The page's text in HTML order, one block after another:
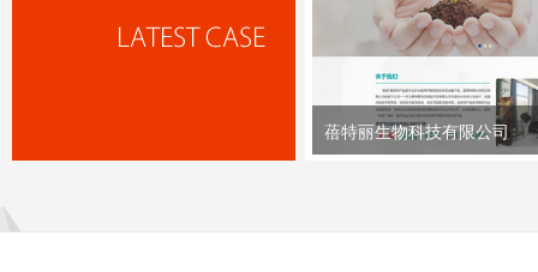
蓓特丽生物科技有限公司